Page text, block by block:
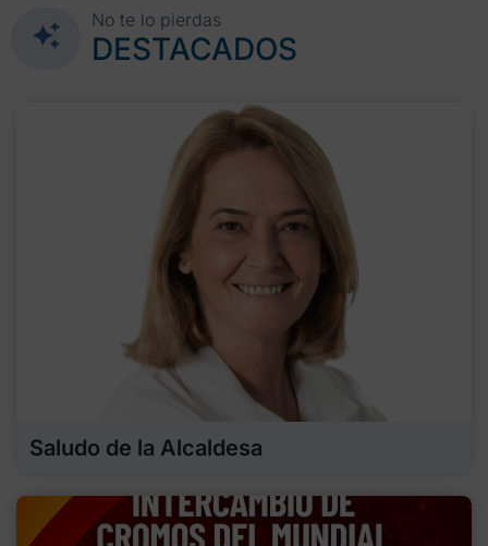
No te lo pierdas
DESTACADOS
Saludo de la Alcaldesa